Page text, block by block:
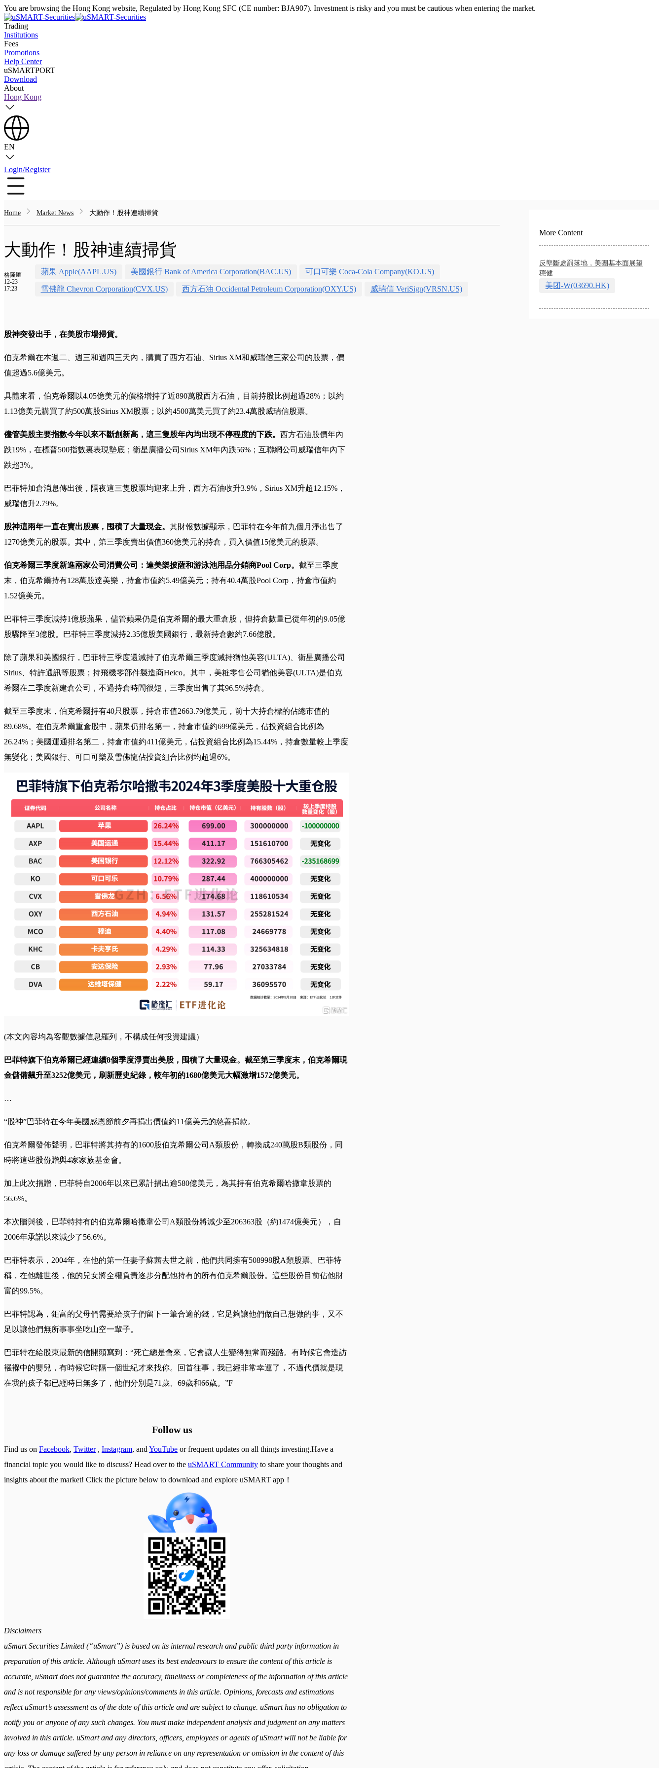
You are browsing the Hong Kong website, Regulated by Hong Kong SFC (CE number: BJA907). Investment is risky and you must be cautious when entering the market.
Trading
Institutions
Fees
Promotions
Help Center
uSMARTPORT
Download
About
Hong Kong
EN
Login/Register
Home Market News 大動作！股神連續掃貨
大動作！股神連續掃貨
格隆匯
12-23
17:23
蘋果 Apple(AAPL.US) 美國銀行 Bank of America Corporation(BAC.US) 可口可樂 Coca-Cola Company(KO.US)
雪佛龍 Chevron Corporation(CVX.US) 西方石油 Occidental Petroleum Corporation(OXY.US) 威瑞信 VeriSign(VRSN.US)
股神突發出手，在美股市場掃貨。
伯克希爾在本週二、週三和週四三天內，購買了西方石油、Sirius XM和威瑞信三家公司的股票，價
值超過5.6億美元。
具體來看，伯克希爾以4.05億美元的價格增持了近890萬股西方石油，目前持股比例超過28%；以約
1.13億美元購買了約500萬股Sirius XM股票；以約4500萬美元買了約23.4萬股威瑞信股票。
儘管美股主要指數今年以來不斷創新高，這三隻股年內均出現不停程度的下跌。 西方石油股價年內
跌19%，在標普500指數裏表現墊底；衞星廣播公司Sirius XM年內跌56%；互聯網公司威瑞信年內下
跌超3%。
巴菲特加倉消息傳出後，隔夜這三隻股票均迎來上升，西方石油收升3.9%，Sirius XM升超12.15%，
威瑞信升2.79%。
股神這兩年一直在賣出股票，囤積了大量現金。 其財報數據顯示，巴菲特在今年前九個月淨出售了
1270億美元的股票。其中，第三季度賣出價值360億美元的持倉，買入價值15億美元的股票。
伯克希爾三季度新進兩家公司消費公司：達美樂披薩和游泳池用品分銷商Pool Corp。 截至三季度
末，伯克希爾持有128萬股達美樂，持倉市值約5.49億美元；持有40.4萬股Pool Corp，持倉市值約
1.52億美元。
巴菲特三季度減持1億股蘋果，儘管蘋果仍是伯克希爾的最大重倉股，但持倉數量已從年初的9.05億
股驟降至3億股。
巴菲特三季度減持2.35億股美國銀行，最新持倉數約7.66億股。
除了蘋果和美國銀行，巴菲特三季度還減持了伯克希爾三季度減持猶他美容(ULTA)、衞星廣播公司
Sirius、特許通訊等股票；持飛機零部件製造商Heico。其中，美粧零售公司猶他美容(ULTA)是伯克
希爾在二季度新建倉公司，不過持倉時間很短，三季度出售了其96.5%持倉。
截至三季度末，伯克希爾持有40只股票，持倉市值2663.79億美元，前十大持倉標的佔總市值的
89.68%。在伯克希爾重倉股中，蘋果仍排名第一，持倉市值約699億美元，佔投資組合比例為
26.24%；美國運通排名第二，持倉市值約411億美元，佔投資組合比例為15.44%，持倉數量較上季度
無變化；美國銀行、可口可樂及雪佛龍佔投資組合比例均超過6%。
(本文內容均為客觀數據信息羅列，不構成任何投資建議）
巴菲特旗下伯克希爾已經連續8個季度淨賣出美股，囤積了大量現金。截至第三季度末，伯克希爾現
金儲備飆升至3252億美元，刷新歷史紀錄，較年初的1680億美元大幅激增1572億美元。
…
“股神”巴菲特在今年美國感恩節前夕再捐出價值約11億美元的慈善捐款。
伯克希爾發佈聲明，巴菲特將其持有的1600股伯克希爾公司A類股份，轉換成240萬股B類股份，同
時將這些股份贈與4家家族基金會。
加上此次捐贈，巴菲特自2006年以來已累計捐出逾580億美元，為其持有伯克希爾哈撒韋股票的
56.6%。
本次贈與後，巴菲特持有的伯克希爾哈撒韋公司A類股份將減少至206363股（約1474億美元），自
2006年承諾以來減少了56.6%。
巴菲特表示，2004年，在他的第一任妻子蘇茜去世之前，他們共同擁有508998股A類股票。巴菲特
稱，在他離世後，他的兒女將全權負責逐步分配他持有的所有伯克希爾股份。這些股份目前佔他財
富的99.5%。
巴菲特認為，鉅富的父母們需要給孩子們留下一筆合適的錢，它足夠讓他們做自己想做的事，又不
足以讓他們無所事事坐吃山空一輩子。
巴菲特在給股東最新的信開頭寫到：“死亡總是會來，它會讓人生變得無常而殘酷。有時候它會造訪
襁褓中的嬰兒，有時候它時隔一個世紀才來找你。回首往事，我已經非常幸運了，不過代價就是現
在我的孩子都已經時日無多了，他們分別是71歲、69歲和66歲。”F
Follow us
Find us on Facebook, Twitter, Instagram, and YouTube or frequent updates on all things investing.Have a
financial topic you would like to discuss? Head over to the uSMART Community to share your thoughts and
insights about the market! Click the picture below to download and explore uSMART app！
Disclaimers
uSmart Securities Limited (“uSmart”) is based on its internal research and public third party information in
preparation of this article. Although uSmart uses its best endeavours to ensure the content of this article is
accurate, uSmart does not guarantee the accuracy, timeliness or completeness of the information of this article
and is not responsible for any views/opinions/comments in this article. Opinions, forecasts and estimations
reflect uSmart’s assessment as of the date of this article and are subject to change. uSmart has no obligation to
notify you or anyone of any such changes. You must make independent analysis and judgment on any matters
involved in this article. uSmart and any directors, officers, employees or agents of uSmart will not be liable for
any loss or damage suffered by any person in reliance on any representation or omission in the content of this
More Content
反壟斷處罰落地，美團基本面展望
穩健
美团-W(03690.HK)